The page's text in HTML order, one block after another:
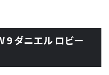
9 ダニエル ロビー